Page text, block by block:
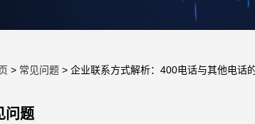
> 常见问题 > 企业联系方式解析：400电话与其他电话
问题